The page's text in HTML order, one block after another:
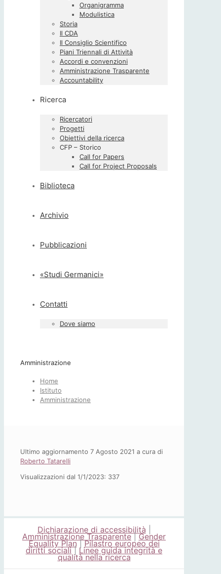
Organigramma
Modulistica
Storia
Il CDA
Il Consiglio Scientifico
Piani Triennali di Attività
Accordi e convenzioni
Amministrazione Trasparente
Accountability
Ricerca
Ricercatori
Progetti
Obiettivi della ricerca
CFP – Storico
Call for Papers
Call for Project Proposals
Biblioteca
Archivio
Pubblicazioni
«Studi Germanici»
Contatti
Dove siamo
Amministrazione
Home
Istituto
Amministrazione
Ultimo aggiornamento 7 Agosto 2021 a cura di
Roberto Tatarelli
Visualizzazioni dal 1/1/2023: 337
Dichiarazione di accessibilità
Amministrazione Trasparente|Gender
Equality Plan|Pilastro europeo dei
diritti sociali| Linee guida integrità e
qualità nella ricerca